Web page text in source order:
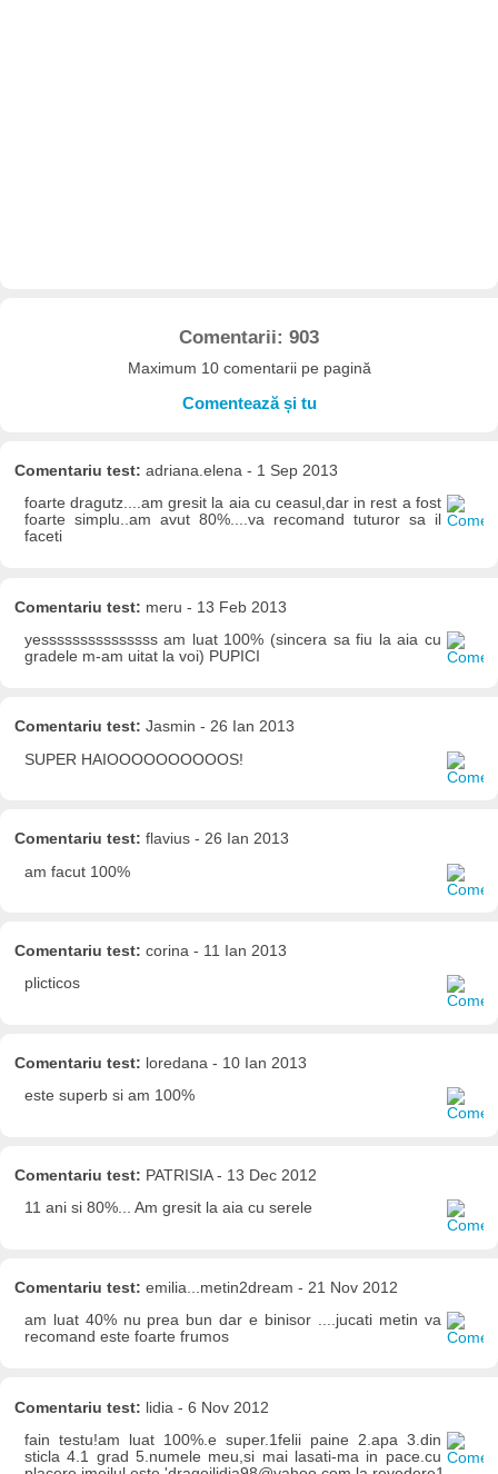
Comentarii: 903
Maximum 10 comentarii pe pagină
Comentează și tu
Comentariu test: adriana.elena - 1 Sep 2013
foarte dragutz....am gresit la aia cu ceasul,dar in rest a fost
foarte simplu..am avut 80%....va recomand tuturor sa il
faceti
Comentariu test: meru - 13 Feb 2013
yesssssssssssssss am luat 100% (sincera sa fiu la aia cu
gradele m-am uitat la voi) PUPICI
Comentariu test: Jasmin - 26 Ian 2013
SUPER HAIOOOOOOOOOOS!
Comentariu test: flavius - 26 Ian 2013
am facut 100%
Comentariu test: corina - 11 Ian 2013
plicticos
Comentariu test: loredana - 10 Ian 2013
este superb si am 100%
Comentariu test: PATRISIA - 13 Dec 2012
11 ani si 80%... Am gresit la aia cu serele
Comentariu test: emilia...metin2dream - 21 Nov 2012
am luat 40% nu prea bun dar e binisor ....jucati metin va
recomand este foarte frumos
Comentariu test: lidia - 6 Nov 2012
fain testu!am luat 100%.e super.1felii paine 2.apa 3.din
sticla 4.1 grad 5.numele meu,si mai lasati-ma in pace.cu